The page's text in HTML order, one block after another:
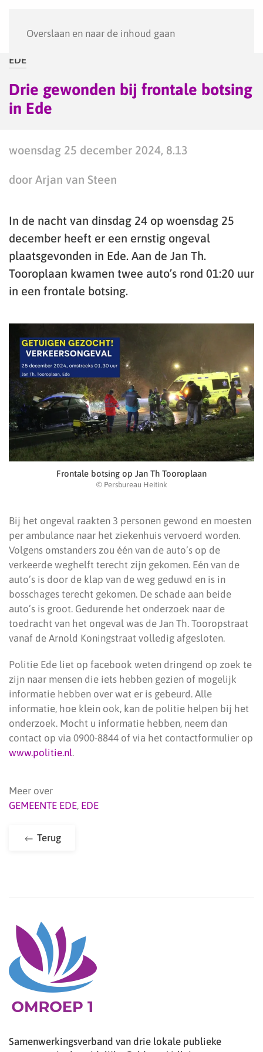
Overslaan en naar de inhoud gaan
EDE
Drie gewonden bij frontale botsing
in Ede
woensdag 25 december 2024, 8.13
door Arjan van Steen
In de nacht van dinsdag 24 op woensdag 25
december heeft er een ernstig ongeval
plaatsgevonden in Ede. Aan de Jan Th.
Tooroplaan kwamen twee auto’s rond 01:20 uur
in een frontale botsing.
Frontale botsing op Jan Th Tooroplaan
© Persbureau Heitink
Bij het ongeval raakten 3 personen gewond en moesten
per ambulance naar het ziekenhuis vervoerd worden.
Volgens omstanders zou één van de auto’s op de
verkeerde weghelft terecht zijn gekomen. Eén van de
auto’s is door de klap van de weg geduwd en is in
bosschages terecht gekomen. De schade aan beide
auto’s is groot. Gedurende het onderzoek naar de
toedracht van het ongeval was de Jan Th. Tooropstraat
vanaf de Arnold Koningstraat volledig afgesloten.
Politie Ede liet op facebook weten dringend op zoek te
zijn naar mensen die iets hebben gezien of mogelijk
informatie hebben over wat er is gebeurd. Alle
informatie, hoe klein ook, kan de politie helpen bij het
onderzoek. Mocht u informatie hebben, neem dan
contact op via 0900-8844 of via het contactformulier op
www.politie.nl.
Meer over
GEMEENTE EDE, EDE
Terug
Samenwerkingsverband van drie lokale publieke